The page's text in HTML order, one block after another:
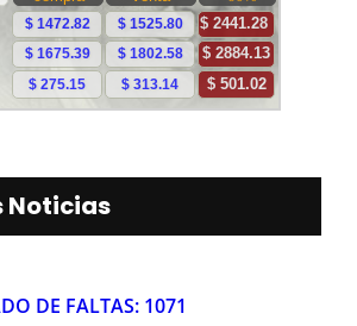
Noticias
DE FALTAS: 1071